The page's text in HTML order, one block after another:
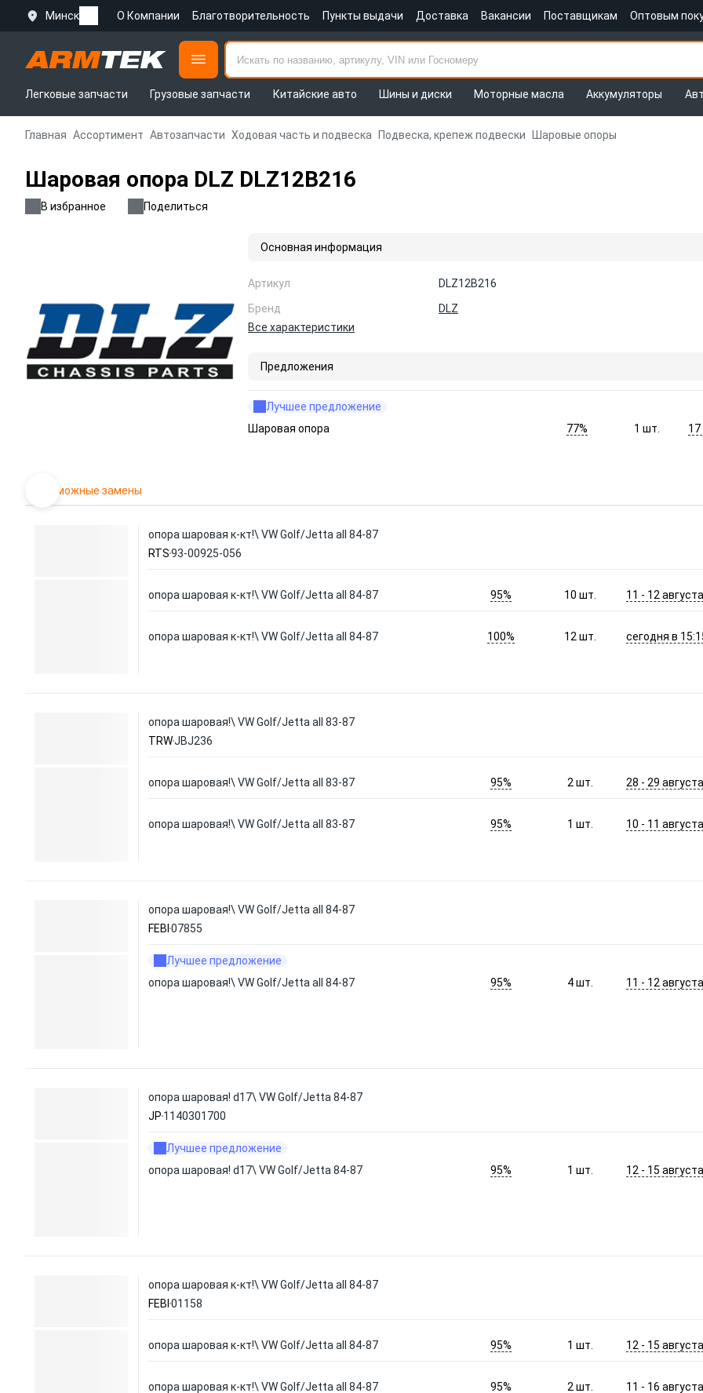
Минск О Компании Благотворительность Пункты выдачи Доставка Вакансии Поставщикам Оптовым
Легковые запчасти
Грузовые запчасти Китайские авто Шины и диски Моторные масла Аккумуляторы
Главная Ассортимент Автозапчасти Ходовая часть и подвеска Подвеска, крепеж подвески Шаровые опоры
Шаровая опора DLZ DLZ12B216
В избранное Поделиться
Основная информация
Артикул
DLZ12B216
Бренд
DLZ
Все характеристики
Предложения
Лучшее предложение
Шаровая опора
77% 1шт. 17
Возможные замены
опора шаровая к-кт!\ VW Golf/Jetta all 84-87
RTS93-00925-056
опора шаровая к-кт!\ VW Golf/Jetta all 84-87 95% 10шт. 11 - 12 августа
опора шаровая к-кт!\ VW Golf/Jetta all 84-87 100% 12шт. сегодня в
опора шаровая!\ VW Golf/Jetta all 83-87
TRWJBJ236
опора шаровая!\ VW Golf/Jetta all 83-87 95% 2шт. 28 - 29 августа
опора шаровая!\ VW Golf/Jetta all 83-87 95% 1шт. 10 - 11 августа
опора шаровая!\ VW Golf/Jetta all 84-87
FEBI 07855
Лучшее предложение
опора шаровая!\ VW Golf/Jetta all 84-87
95% 4шт. 11 - 12 августа
опора шаровая! d17\ VW Golf/Jetta 84-87
JP 1140301700
Лучшее предложение
опора шаровая! d17\ VW Golf/Jetta 84-87
95% 1шт. 12 - 15 августа
опора шаровая к-кт!\ VW Golf/Jetta all 84-87
FEBI 01158
опора шаровая к-кт!\ VW Golf/Jetta all 84-87 95% 1шт. 12 - 15 августа
опора шаровая к-кт!\ VW Golf/Jetta all 84-87 95% 2шт. 11 - 16 августа